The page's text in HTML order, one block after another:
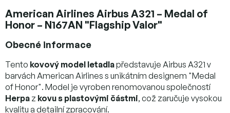
American Airlines Airbus A321 – Medal of
Honor – N167AN "Flagship Valor"
Obecné informace
Tento kovový model letadlapředstavuje Airbus A321 v
barvách American Airlines s unikátním designem "Medal
of Honor". Model je vyroben renomovanou společností
Herpa z kovu s plastovými částmi, což zaručuje vysokou
kvalitu a detailní zpracování.